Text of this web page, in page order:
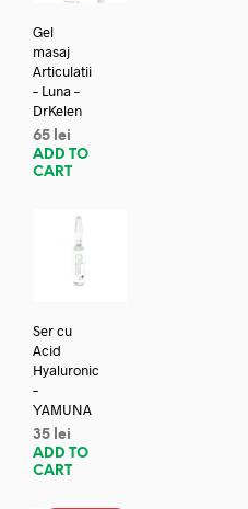
Gel
masaj
Articulatii
– Luna –
DrKelen
65 lei
ADD TO
CART
Ser cu
Acid
Hyaluronic
–
YAMUNA
35 lei
ADD TO
CART